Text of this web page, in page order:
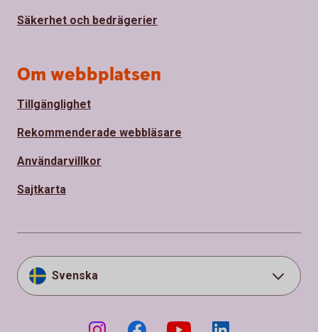
Säkerhet och bedrägerier
Om webbplatsen
Tillgänglighet
Rekommenderade webbläsare
Användarvillkor
Sajtkarta
Svenska